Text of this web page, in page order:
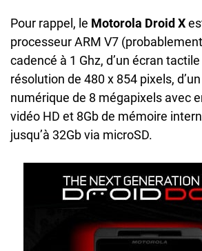
Pour rappel, le Motorola Droid X
processeur ARM V7
cadencé à 1 Ghz, d’un écran
résolution de 480 x 854 pixels,
numérique de 8 mégapixels avec
vidéo HD et 8Gb de mémoire
jusqu’à 32Gb via microSD.